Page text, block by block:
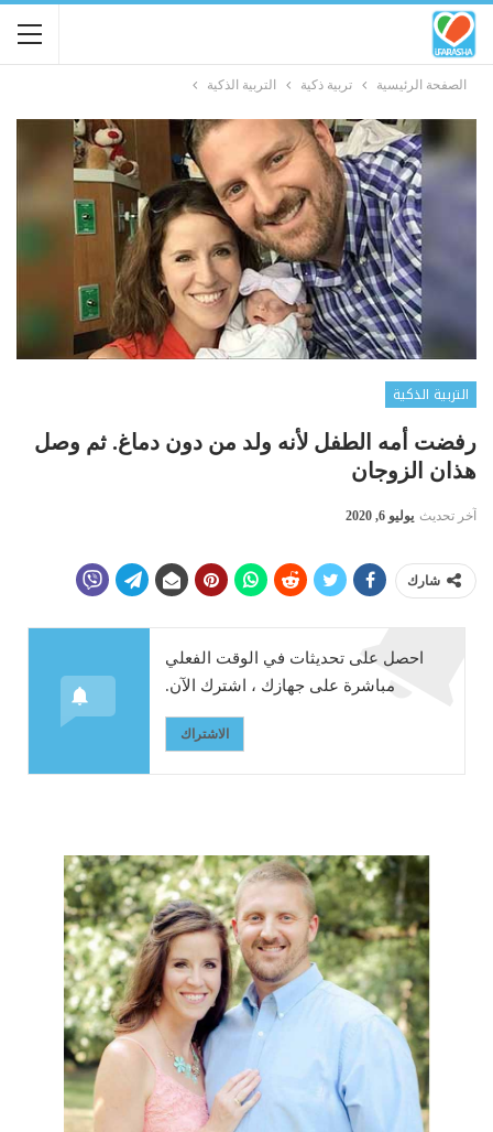
الصفحة الرئيسية تربية ذكية التربية الذكية
التربية الذكية
رفضت أمه الطفل لأنه ولد من دون دماغ. ثم وصل
هذان الزوجان
آخر تحديث يوليو 6, 2020
شارك
احصل على تحديثات في الوقت الفعلي
مباشرة على جهازك ، اشترك الآن.
الاشتراك